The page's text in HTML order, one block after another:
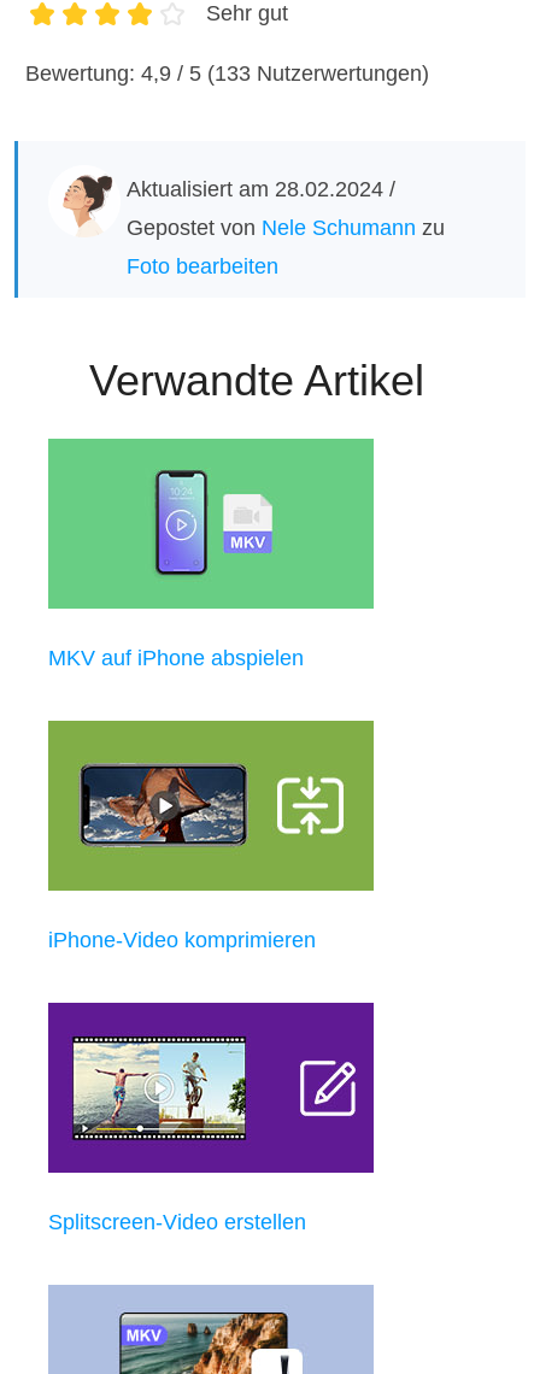
1 3 5
Sehr gut
Bewertung: 4,9 / 5 (133 Nutzerwertungen)
Aktualisiert am 28.02.2024 /
Gepostet von Nele Schumann zu
Foto bearbeiten
Verwandte Artikel
MKV auf iPhone abspielen
iPhone-Video komprimieren
Splitscreen-Video erstellen